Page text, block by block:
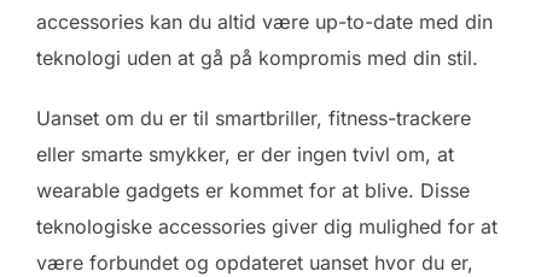
accessories kan du altid være up-to-date med din
teknologi uden at gå på kompromis med din stil.
Uanset om du er til smartbriller, fitness-trackere
eller smarte smykker, er der ingen tvivl om, at
wearable gadgets er kommet for at blive. Disse
teknologiske accessories giver dig mulighed for at
være forbundet og opdateret uanset hvor du er,